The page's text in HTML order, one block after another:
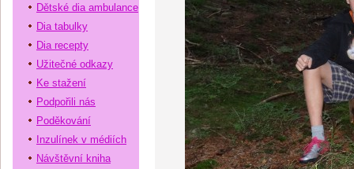
Dětské dia ambulance
Dia tabulky
Dia recepty
Užitečné odkazy
Ke stažení
Podpořili nás
Poděkování
Inzulínek v médiích
Návštěvní kniha